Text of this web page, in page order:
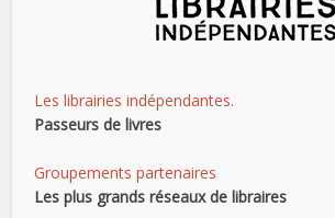
Les librairies indépendantes.
Passeurs de livres
Groupements partenaires
Les plus grands réseaux de libraires